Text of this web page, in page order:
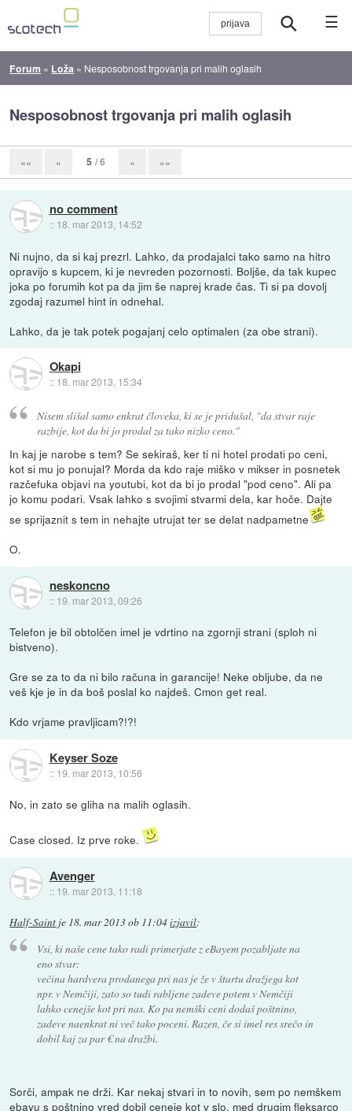
☰
Forum » Loža » Nesposobnost trgovanja pri malih oglasih
Nesposobnost trgovanja pri malih oglasih
«« « 5 / 6 » »»
no comment
:: 18. mar 2013, 14:52
Ni nujno, da si kaj prezrl. Lahko, da prodajalci tako samo na hitro
opravijo s kupcem, ki je nevreden pozornosti. Boljše, da tak kupec
joka po forumih kot pa da jim še naprej krade čas. Ti si pa dovolj
zgodaj razumel hint in odnehal.
Lahko, da je tak potek pogajanj celo optimalen (za obe strani).
Okapi
:: 18. mar 2013, 15:34
Nisem slišal samo enkrat človeka, ki se je pridušal, "da stvar raje
razbije, kot da bi jo prodal za tako nizko ceno."
In kaj je narobe s tem? Se sekiraš, ker ti ni hotel prodati po ceni,
kot si mu jo ponujal? Morda da kdo raje miško v mikser in posnetek
razčefuka objavi na youtubi, kot da bi jo prodal "pod ceno". Ali pa
jo komu podari. Vsak lahko s svojimi stvarmi dela, kar hoče. Dajte
se sprijaznit s tem in nehajte utrujat ter se delat nadpametne
O.
neskoncno
:: 19. mar 2013, 09:26
Telefon je bil obtolčen imel je vdrtino na zgornji strani (sploh ni
bistveno).
Gre se za to da ni bilo računa in garancije! Neke obljube, da ne
veš kje je in da boš poslal ko najdeš. Cmon get real.
Kdo vrjame pravljicam?!?!
Keyser Soze
:: 19. mar 2013, 10:56
No, in zato se gliha na malih oglasih.
Case closed. Iz prve roke.
Avenger
:: 19. mar 2013, 11:18
Half-Saint je 18. mar 2013 ob 11:04izjavil:
Vsi, ki naše cene tako radi primerjate z eBayem pozabljate na
eno stvar:
večina hardvera prodanega pri nas je že v štartu dražjega kot
npr. v Nemčiji, zato so tudi rabljene zadeve potem v Nemčiji
lahko cenejše kot pri nas. Ko pa nemški ceni dodaš poštnino,
zadeve naenkrat ni več tako poceni. Razen, če si imel res srečo in
dobil kaj za par € na dražbi.
Sorči, ampak ne drži. Kar nekaj stvari in to novih, sem po nemškem
ebayu s poštnino vred dobil ceneje kot v slo, med drugim fleksarco